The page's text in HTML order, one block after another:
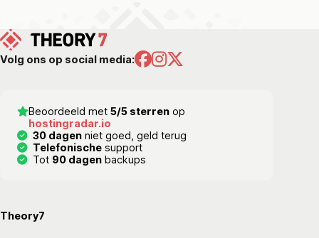
Volg ons op social media:
Beoordeeld met 5/5 sterren op
hostingradar.io
30 dagen niet goed, geld terug
Telefonische support
Tot 90 dagen backups
Theory7